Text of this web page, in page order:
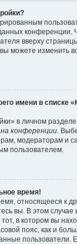
конференции.
вверху
можете изменить
имени в списке
в личном
конференции.
модераторам и
пользователем.
время!
относящееся к
вы. В этом
в котором вы
пояс, как и
пользователи.